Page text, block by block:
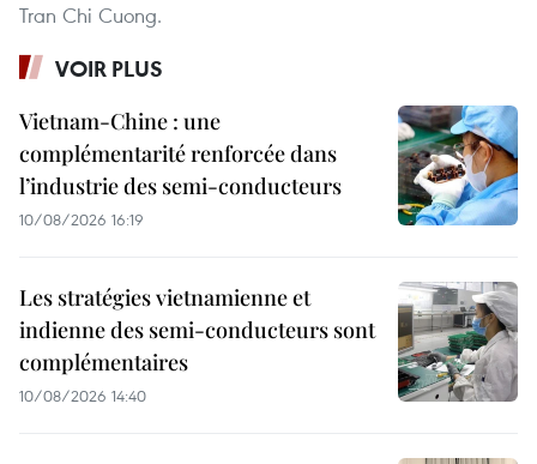
Tran Chi Cuong.
VOIR PLUS
Vietnam-Chine : une
complémentarité renforcée dans
l’industrie des semi-conducteurs
10/08/2026 16:19
Les stratégies vietnamienne et
indienne des semi-conducteurs sont
complémentaires
10/08/2026 14:40